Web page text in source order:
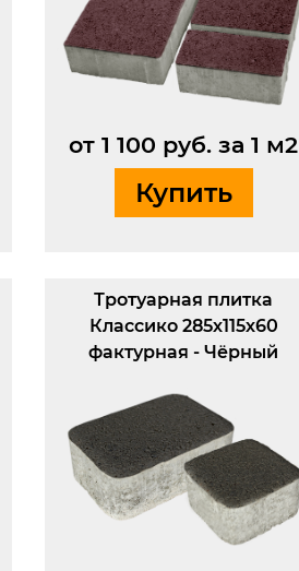
от 1 100 руб. за 1 м2
Купить
Тротуарная плитка
Классико 285х115х60
фактурная - Чёрный